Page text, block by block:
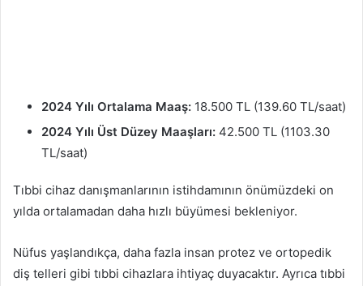
2024 Yılı Ortalama Maaş: 18.500 TL (139.60 TL/saat)
2024 Yılı Üst Düzey Maaşları: 42.500 TL (1103.30
TL/saat)
Tıbbi cihaz danışmanlarının istihdamının önümüzdeki on
yılda ortalamadan daha hızlı büyümesi bekleniyor.
Nüfus yaşlandıkça, daha fazla insan protez ve ortopedik
diş telleri gibi tıbbi cihazlara ihtiyaç duyacaktır. Ayrıca tıbbi